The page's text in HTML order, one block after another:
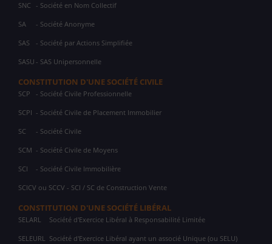
SNC - Société en Nom Collectif
SA - Société Anonyme
SAS - Société par Actions Simplifiée
SASU - SAS Unipersonnelle
CONSTITUTION D'UNE SOCIÉTÉ CIVILE
SCP - Société Civile Professionnelle
SCPI - Société Civile de Placement Immobilier
SC - Société Civile
SCM - Société Civile de Moyens
SCI - Société Civile Immobilière
SCICV ou SCCV - SCI / SC de Construction Vente
CONSTITUTION D'UNE SOCIÉTÉ LIBÉRAL
SELARL Société d'Exercice Libéral à Responsabilité Limitée
SELEURL Société d'Exercice Libéral ayant un associé Unique (ou SELU)